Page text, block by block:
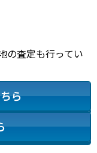
の査定も行ってい
ら